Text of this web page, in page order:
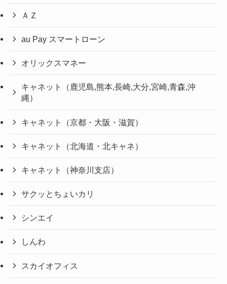
ＡＺ
au Pay スマートローン
オリックスマネー
キャネット（鹿児島,熊本,長崎,大分,宮崎,青森,沖
縄）
キャネット（京都・大阪・滋賀）
キャネット（北海道・北キャネ）
キャネット（神奈川支店）
サクッとちょいカリ
シンエイ
しんわ
スカイオフィス